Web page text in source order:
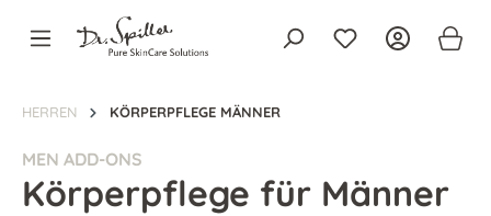
springen
HERREN KÖRPERPFLEGE MÄNNER
MEN ADD-ONS
Körperpflege für Männer